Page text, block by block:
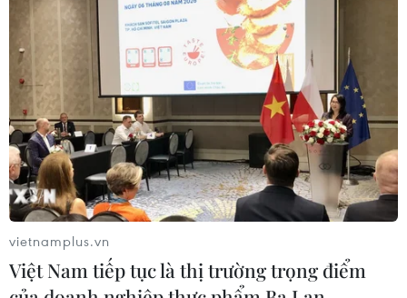
Khởi tố người đi bộ gây tai nạn chết
người trên quốc lộ ở Quảng Trị
06/08/2026 09:44
Khởi tố Chủ tịch Hội đồng quản trị,
Giám đốc Công ty cổ phần Mekolor
06/08/2026 09:06
vietnamplus.vn
Việt Nam tiếp tục là thị trường trọng điểm